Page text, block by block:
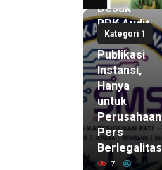
Kategori 1
Desak
BPK Audit
Dana
Publikasi
Instansi,
Hanya
untuk
Perusahaan
Pers
Berlegalitas
7
12 jam lalu
Ketum
DPP